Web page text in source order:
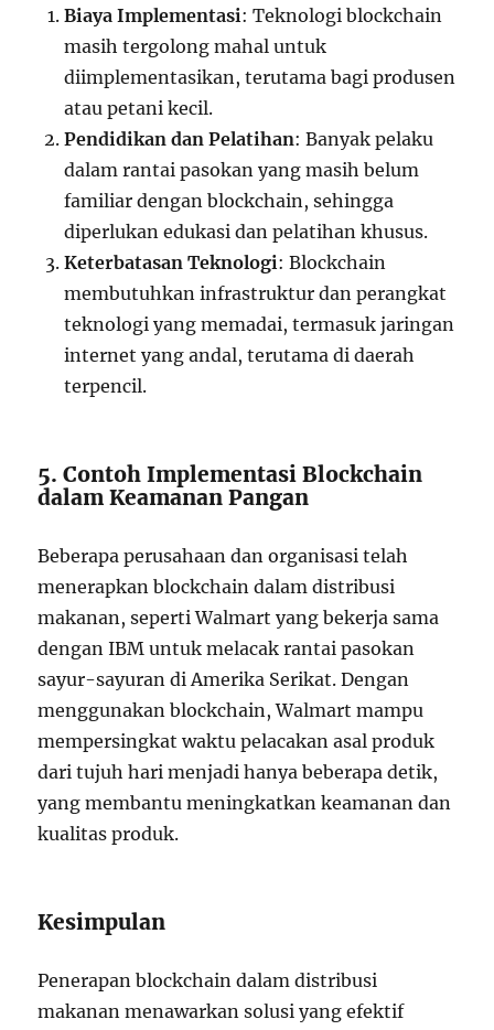
Biaya Implementasi: Teknologi blockchain
masih tergolong mahal untuk
diimplementasikan, terutama bagi produsen
atau petani kecil.
Pendidikan dan Pelatihan: Banyak pelaku
dalam rantai pasokan yang masih belum
familiar dengan blockchain, sehingga
diperlukan edukasi dan pelatihan khusus.
Keterbatasan Teknologi: Blockchain
membutuhkan infrastruktur dan perangkat
teknologi yang memadai, termasuk jaringan
internet yang andal, terutama di daerah
terpencil.
5. Contoh Implementasi Blockchain
dalam Keamanan Pangan
Beberapa perusahaan dan organisasi telah
menerapkan blockchain dalam distribusi
makanan, seperti Walmart yang bekerja sama
dengan IBM untuk melacak rantai pasokan
sayur-sayuran di Amerika Serikat. Dengan
menggunakan blockchain, Walmart mampu
mempersingkat waktu pelacakan asal produk
dari tujuh hari menjadi hanya beberapa detik,
yang membantu meningkatkan keamanan dan
kualitas produk.
Kesimpulan
Penerapan blockchain dalam distribusi
makanan menawarkan solusi yang efektif